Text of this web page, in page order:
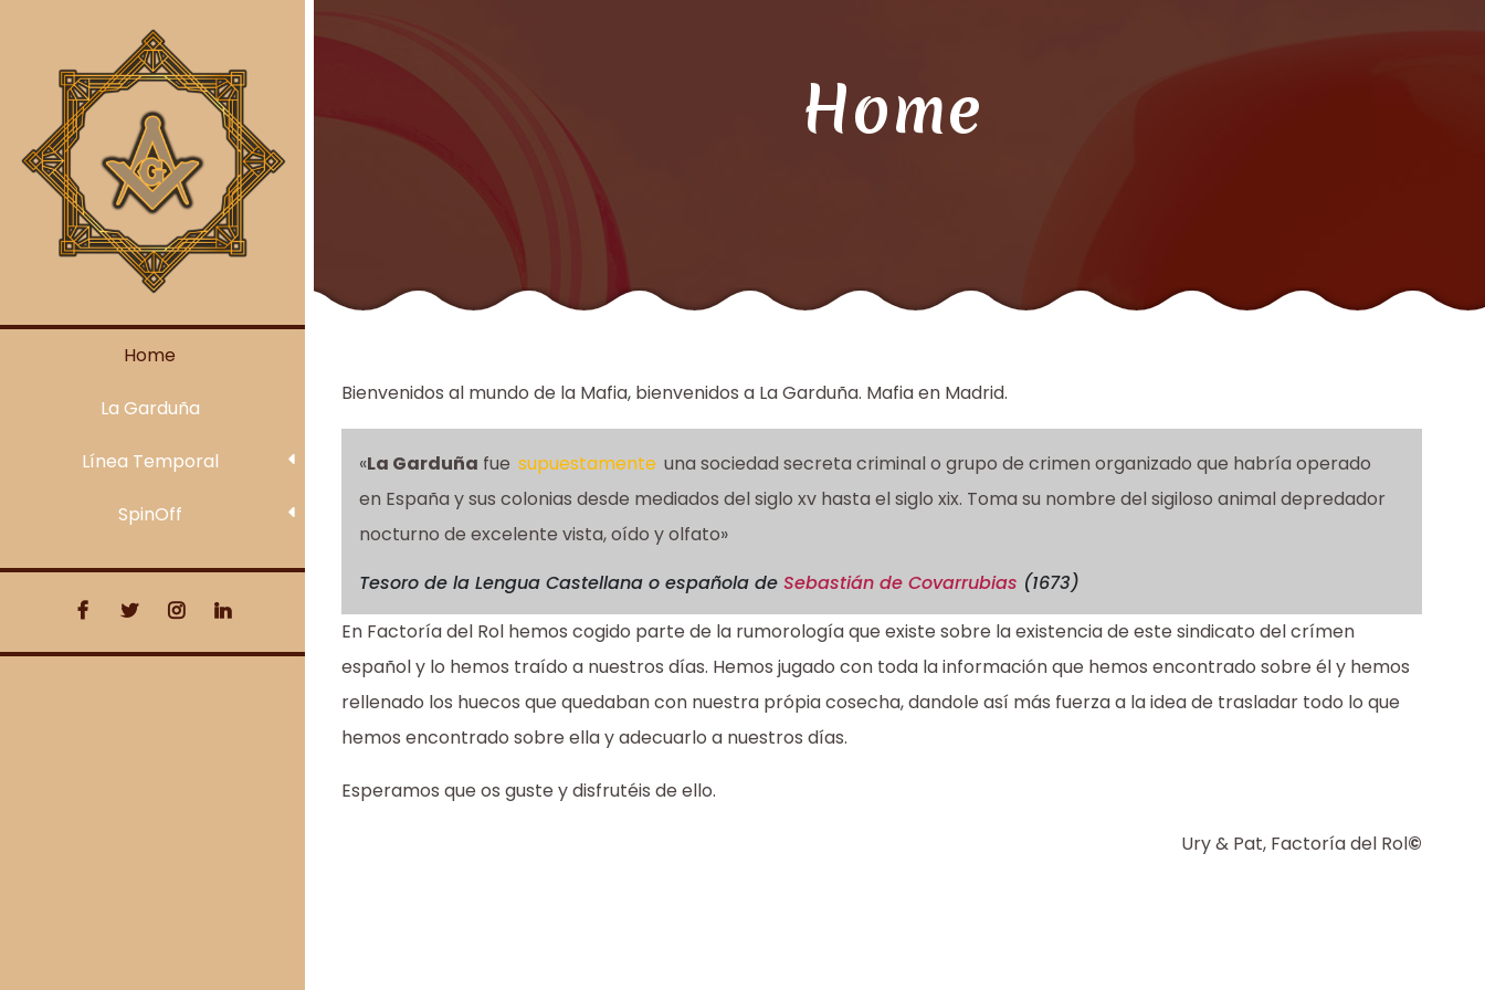
content
Home
La Garduña
Línea Temporal
SpinOff
Home
Bienvenidos al mundo de la Mafia, bienvenidos a La Garduña. Mafia en Madrid.
«La Garduña fue supuestamente una sociedad secreta criminal o grupo de crimen organizado que habría operado
en España y sus colonias desde mediados del siglo xv hasta el siglo xix. Toma su nombre del sigiloso animal depredador
nocturno de excelente vista, oído y olfato»
Tesoro de la Lengua Castellana o española de Sebastián de Covarrubias (1673)
En Factoría del Rol hemos cogido parte de la rumorología que existe sobre la existencia de este sindicato del crímen
español y lo hemos traído a nuestros días. Hemos jugado con toda la información que hemos encontrado sobre él y hemos
rellenado los huecos que quedaban con nuestra própia cosecha, dandole así más fuerza a la idea de trasladar todo lo que
hemos encontrado sobre ella y adecuarlo a nuestros días.
Esperamos que os guste y disfrutéis de ello.
Ury & Pat, Factoría del Rol©